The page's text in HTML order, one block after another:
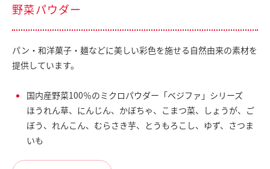
野菜パウダー
パン・和洋菓子・麺などに美しい彩色を施せる自然由来の素材を
提供しています。
国内産野菜100％のミクロパウダー「ベジファ」シリーズ
ほうれん草、にんじん、かぼちゃ、こまつ菜、しょうが、ご
ぼう、れんこん、むらさき芋、とうもろこし、ゆず、さつま
いも